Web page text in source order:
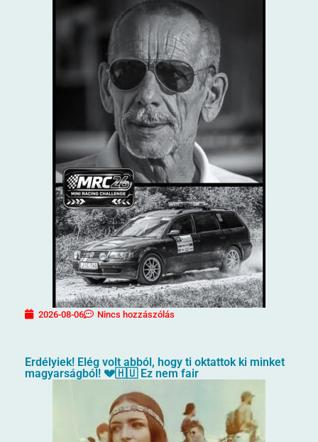
2026-08-06 Nincs hozzászólás
Erdélyiek! Elég volt abból, hogy ti oktattok ki minket
magyarságból! 💔🇭🇺 Ez nem fair